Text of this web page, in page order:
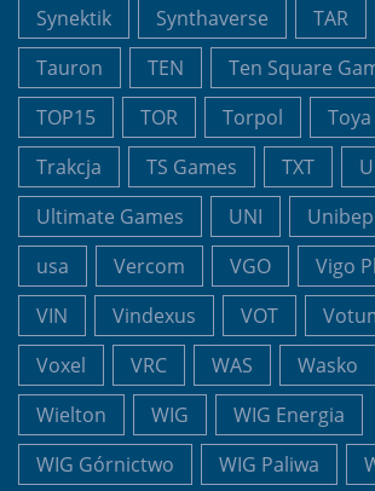
Synektik
Synthaverse TAR
Tauron
TEN Ten Square
TOP15
TOR Torpol Toya
Trakcja
TS Games TXT
Ultimate Games
UNI Unibep
usa
Vercom VGO
Vigo
VIN
Vindexus VOT
Voxel
VRC WAS Wasko
Wielton
WIG
WIG Energia
WIG Górnictwo
WIG Paliwa